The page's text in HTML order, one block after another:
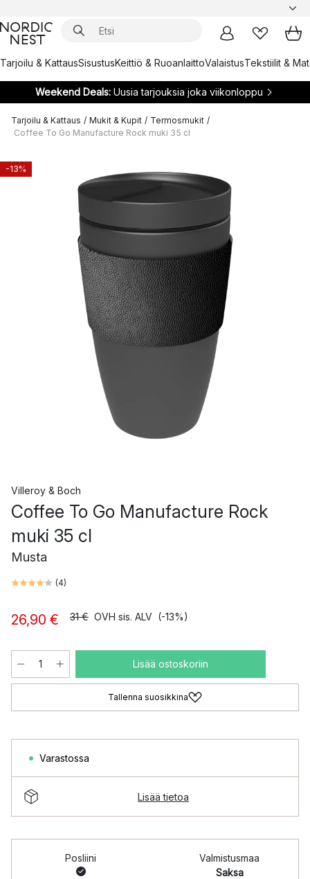
Tarjoilu & KattausSisustusKeittiö & RuoanlaittoValaistusTekstiilit &
Weekend Deals:Uusia tarjouksia joka viikonloppu
Tarjoilu & Kattaus / Mukit & Kupit / Termosmukit /
Coffee To Go Manufacture Rock muki 35 cl
-13%
Villeroy & Boch
Coffee To Go Manufacture Rock
muki 35 cl
Musta
(4)
26,90 € 31 € OVH sis. ALV (-13%)
Lisää ostoskoriin
Tallenna suosikkina
Varastossa
Lisää tietoa
Posliini
Valmistusmaa
Saksa